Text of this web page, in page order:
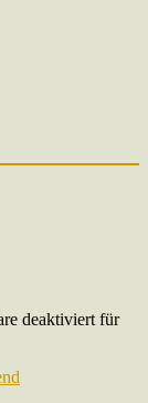
deaktiviert für